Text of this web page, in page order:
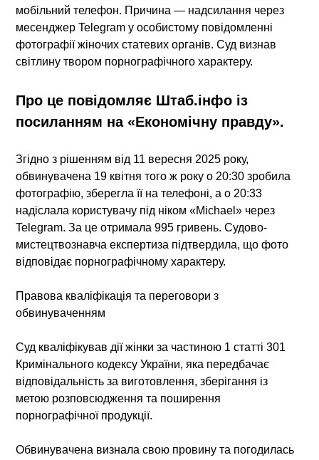
мобільний телефон. Причина — надсилання через
месенджер Telegram у особистому повідомленні
фотографії жіночих статевих органів. Суд визнав
світлину твором порнографічного характеру.
Про це повідомляє Штаб.інфо із
посиланням на «Економічну правду».
Згідно з рішенням від 11 вересня 2025 року,
обвинувачена 19 квітня того ж року о 20:30 зробила
фотографію, зберегла її на телефоні, а о 20:33
надіслала користувачу під ніком «Michael» через
Telegram. За це отримала 995 гривень. Судово-
мистецтвознавча експертиза підтвердила, що фото
відповідає порнографічному характеру.
Правова кваліфікація та переговори з
обвинуваченням
Суд кваліфікував дії жінки за частиною 1 статті 301
Кримінального кодексу України, яка передбачає
відповідальність за виготовлення, зберігання із
метою розповсюдження та поширення
порнографічної продукції.
Обвинувачена визнала свою провину та погодилась